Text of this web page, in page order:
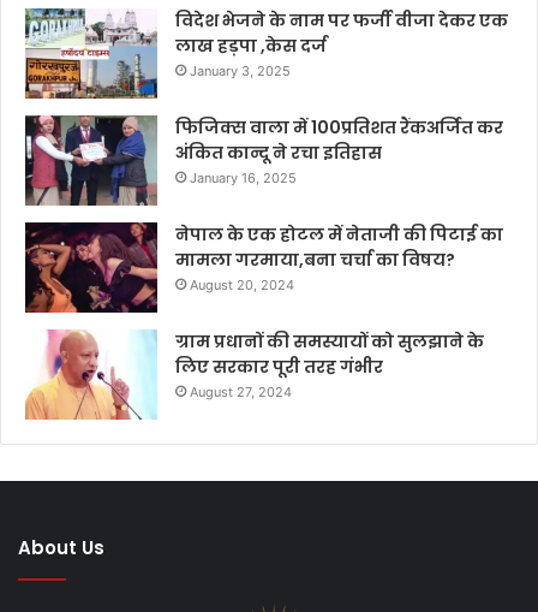
विदेश भेजने के नाम पर फर्जी वीजा देकर एक
लाख हड़पा ,केस दर्ज
January 3, 2025
फिजिक्स वाला में 100प्रतिशत रैंकअर्जित कर
अंकित कान्दू ने रचा इतिहास
January 16, 2025
नेपाल के एक होटल में नेताजी की पिटाई का
मामला गरमाया,बना चर्चा का विषय?
August 20, 2024
ग्राम प्रधानों की समस्यायों को सुलझाने के
लिए सरकार पूरी तरह गंभीर
August 27, 2024
About Us